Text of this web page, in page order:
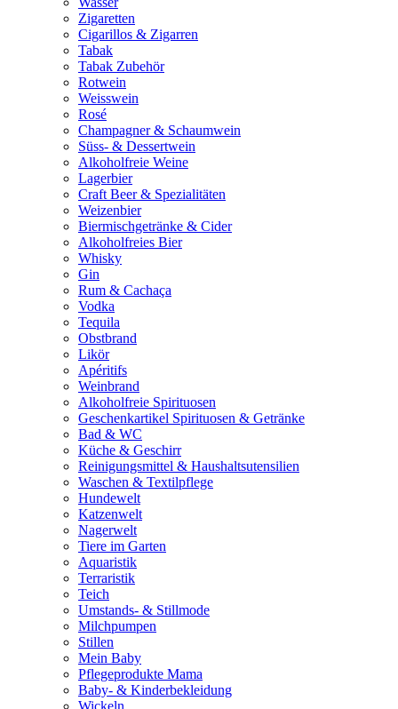
Zigaretten
Cigarillos & Zigarren
Tabak
Tabak Zubehör
Rotwein
Weisswein
Rosé
Champagner & Schaumwein
Süss- & Dessertwein
Alkoholfreie Weine
Lagerbier
Craft Beer & Spezialitäten
Weizenbier
Biermischgetränke & Cider
Alkoholfreies Bier
Whisky
Gin
Rum & Cachaça
Vodka
Tequila
Obstbrand
Likör
Apéritifs
Weinbrand
Alkoholfreie Spirituosen
Geschenkartikel Spirituosen & Getränke
Bad & WC
Küche & Geschirr
Reinigungsmittel & Haushaltsutensilien
Waschen & Textilpflege
Hundewelt
Katzenwelt
Nagerwelt
Tiere im Garten
Aquaristik
Terraristik
Teich
Umstands- & Stillmode
Milchpumpen
Stillen
Mein Baby
Pflegeprodukte Mama
Baby- & Kinderbekleidung
Wickeln